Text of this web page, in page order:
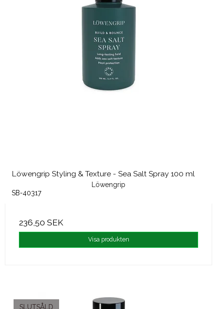
Löwengrip Styling & Texture - Sea Salt Spray 100 ml
Löwengrip
SB-40317
236,50 SEK
Visa produkten
SLUTSÅLD